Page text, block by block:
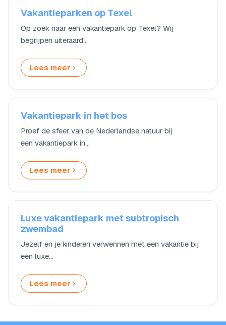
Vakantieparken op Texel
Op zoek naar een vakantiepark op Texel? Wij
begrijpen uiteraard…
Lees meer
Vakantiepark in het bos
Proef de sfeer van de Nederlandse natuur bij
een vakantiepark in…
Lees meer
Luxe vakantiepark met subtropisch
zwembad
Jezelf en je kinderen verwennen met een vakantie bij
een luxe…
Lees meer